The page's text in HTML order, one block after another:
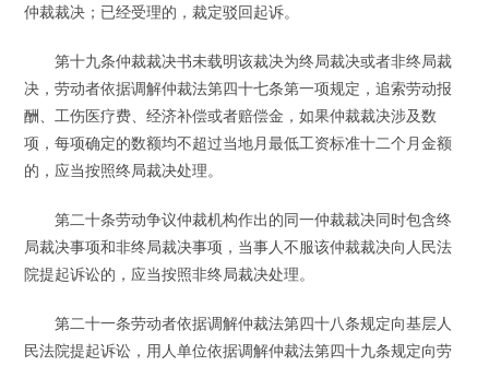
仲裁裁决；已经受理的，裁定驳回起诉。
第十九条仲裁裁决书未载明该裁决为终局裁决或者非终局裁
决，劳动者依据调解仲裁法第四十七条第一项规定，追索劳动报
酬、工伤医疗费、经济补偿或者赔偿金，如果仲裁裁决涉及数
项，每项确定的数额均不超过当地月最低工资标准十二个月金额
的，应当按照终局裁决处理。
第二十条劳动争议仲裁机构作出的同一仲裁裁决同时包含终
局裁决事项和非终局裁决事项，当事人不服该仲裁裁决向人民法
院提起诉讼的，应当按照非终局裁决处理。
第二十一条劳动者依据调解仲裁法第四十八条规定向基层人
民法院提起诉讼，用人单位依据调解仲裁法第四十九条规定向劳